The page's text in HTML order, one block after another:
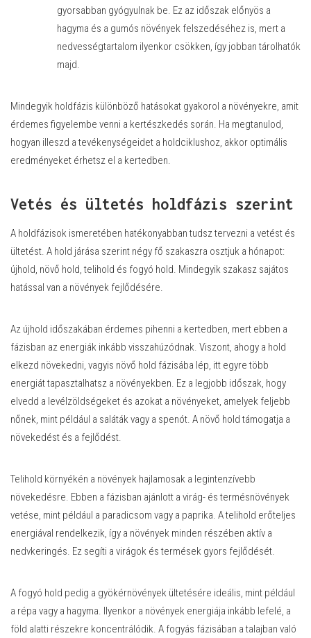
gyorsabban gyógyulnak be. Ez az időszak előnyös a
hagyma és a gumós növények felszedéséhez is, mert a
nedvességtartalom ilyenkor csökken, így jobban tárolhatók
majd.
Mindegyik holdfázis különböző hatásokat gyakorol a növényekre, amit
érdemes figyelembe venni a kertészkedés során. Ha megtanulod,
hogyan illeszd a tevékenységeidet a holdciklushoz, akkor optimális
eredményeket érhetsz el a kertedben.
Vetés és ültetés holdfázis szerint
A holdfázisok ismeretében hatékonyabban tudsz tervezni a vetést és
ültetést. A hold járása szerint négy fő szakaszra osztjuk a hónapot:
újhold, növő hold, telihold és fogyó hold. Mindegyik szakasz sajátos
hatással van a növények fejlődésére.
Az újhold időszakában érdemes pihenni a kertedben, mert ebben a
fázisban az energiák inkább visszahúzódnak. Viszont, ahogy a hold
elkezd növekedni, vagyis növő hold fázisába lép, itt egyre több
energiát tapasztalhatsz a növényekben. Ez a legjobb időszak, hogy
elvedd a levélzöldségeket és azokat a növényeket, amelyek feljebb
nőnek, mint például a saláták vagy a spenót. A növő hold támogatja a
növekedést és a fejlődést.
Telihold környékén a növények hajlamosak a legintenzívebb
növekedésre. Ebben a fázisban ajánlott a virág- és termésnövények
vetése, mint például a paradicsom vagy a paprika. A telihold erőteljes
energiával rendelkezik, így a növények minden részében aktív a
nedvkeringés. Ez segíti a virágok és termések gyors fejlődését.
A fogyó hold pedig a gyökérnövények ültetésére ideális, mint például
a répa vagy a hagyma. Ilyenkor a növények energiája inkább lefelé, a
föld alatti részekre koncentrálódik. A fogyás fázisában a talajban való